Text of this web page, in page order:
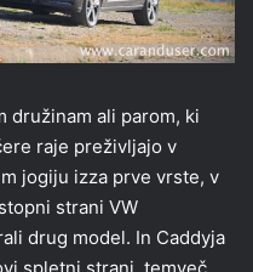
družinam ali parom, ki
raje preživljajo v
jogiju izza prve vrste, v
strani VW
drug model. In Caddyja